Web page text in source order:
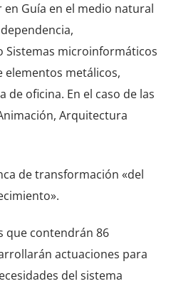
Guía en el medio natural
Sistemas microinformáticos
elementos metálicos,
oficina. En el caso de las
Arquitectura
de transformación «del
que contendrán 86
actuaciones para
del sistema